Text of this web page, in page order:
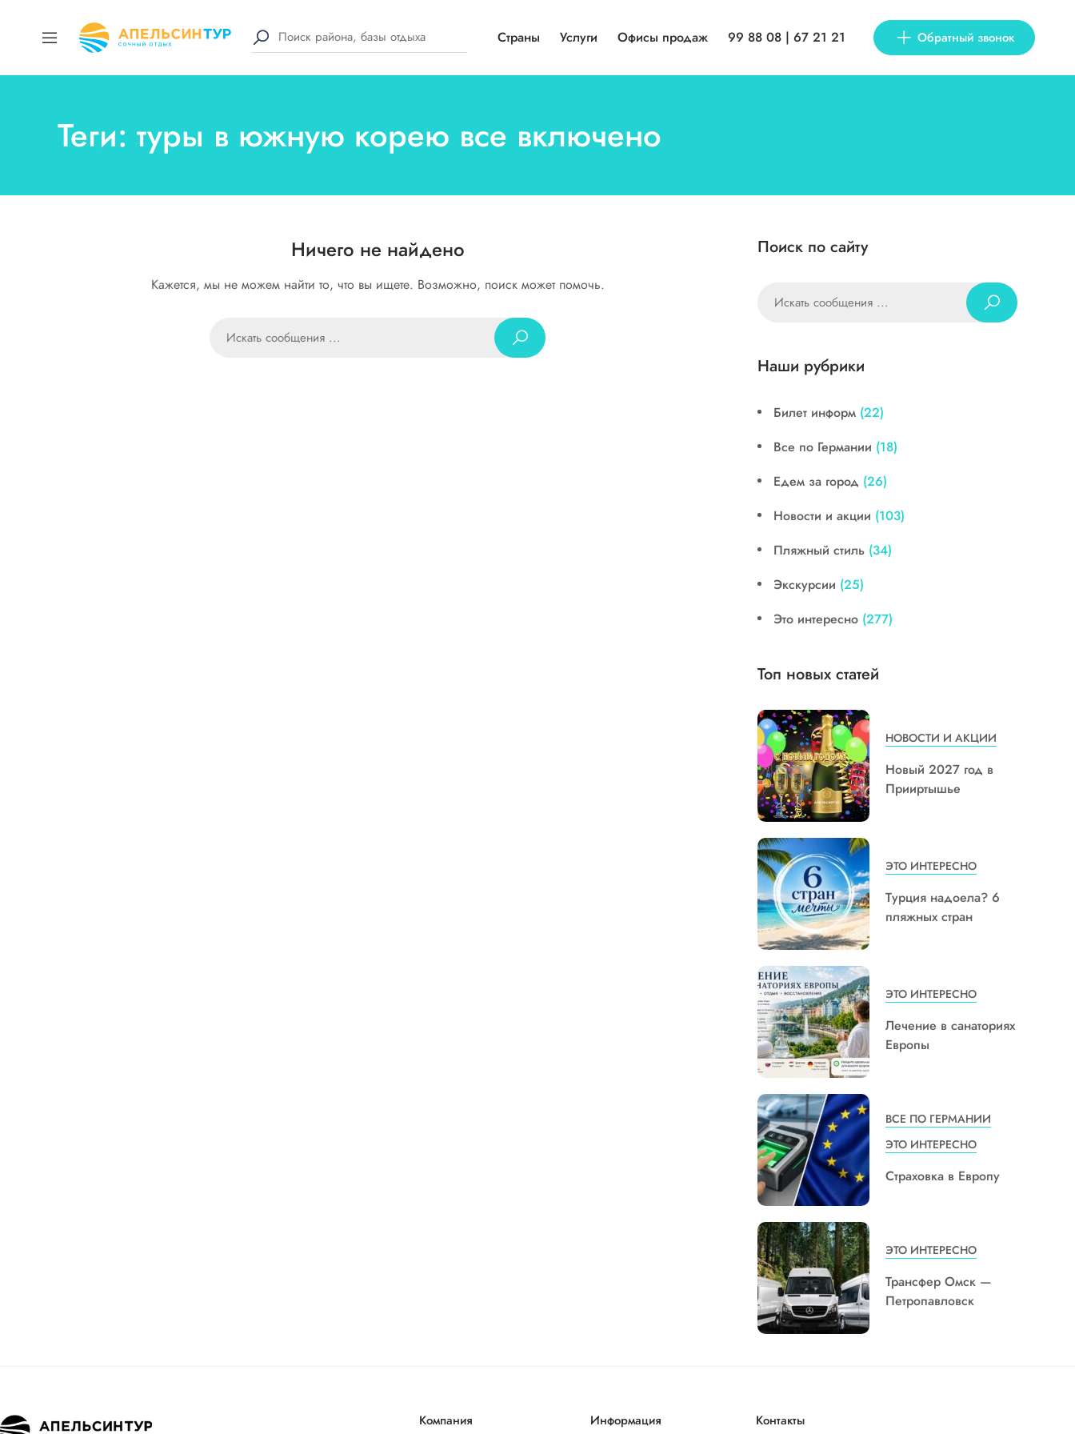
Страны Услуги Офисы продаж 99 88 08 | 67 21 21 Обратный звонок
Теги: туры в южную корею все включено
Ничего не найдено
Кажется, мы не можем найти то, что вы ищете. Возможно, поиск может помочь.
Поиск по сайту
Наши рубрики
Билет информ (22)
Все по Германии (18)
Едем за город (26)
Новости и акции (103)
Пляжный стиль (34)
Экскурсии (25)
Это интересно (277)
Топ новых статей
НОВОСТИ И АКЦИИ
Новый 2027 год в
Прииртышье
ЭТО ИНТЕРЕСНО
Турция надоела? 6
пляжных стран
ЭТО ИНТЕРЕСНО
Лечение в санаториях
Европы
ВСЕ ПО ГЕРМАНИИ
ЭТО ИНТЕРЕСНО
Страховка в Европу
ЭТО ИНТЕРЕСНО
Трансфер Омск —
Петропавловск
Компания Информация Контакты